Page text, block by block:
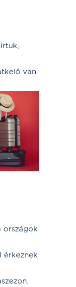
van
országok
érkeznek